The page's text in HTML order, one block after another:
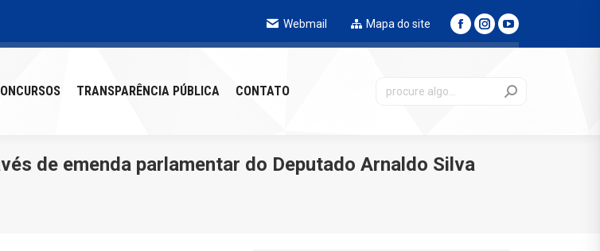
Webmail Mapa do site
TRANSPARÊNCIA PÚBLICA CONTATO
de emenda parlamentar do Deputado Arnaldo Silva
CONTATO